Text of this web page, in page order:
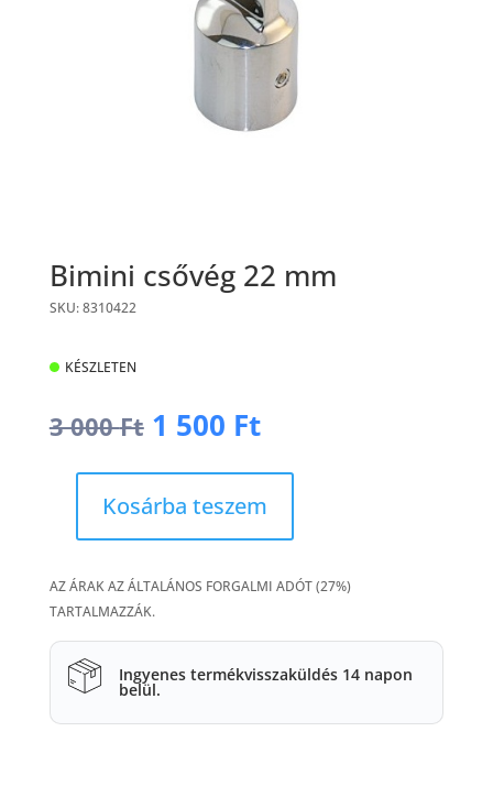
Bimini csővég 22 mm
SKU: 8310422
KÉSZLETEN
3 000Ft Original
price
was:
3
000 Ft.
1 500 FtCurrent
price
is:
1
500 Ft.
csővég
mm
mennyiség
Kosárba teszem
AZ ÁRAK AZ ÁLTALÁNOS FORGALMI ADÓT (27%)
TARTALMAZZÁK.
Ingyenes termékvisszaküldés 14 napon
belül.